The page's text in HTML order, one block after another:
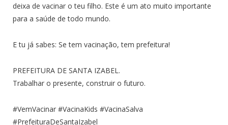
deixa de vacinar o teu filho. Este é um ato muito importante
para a saúde de todo mundo.
E tu já sabes: Se tem vacinação, tem prefeitura!
PREFEITURA DE SANTA IZABEL.
Trabalhar o presente, construir o futuro.
#VemVacinar #VacinaKids #VacinaSalva
#PrefeituraDeSantaIzabel